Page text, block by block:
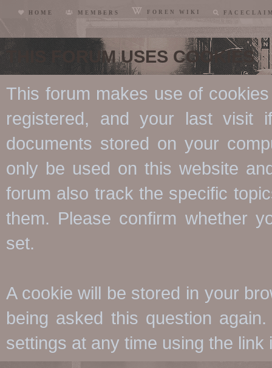
HOME MEMBERS FOREN WIKI
THIS FORUM USES COOKIES
This forum makes use of
registered, and your last visit
documents stored on your
only be used on this website
forum also track the specific
them. Please confirm whether
set.
A cookie will be stored in your
being asked this question
settings at any time using the link